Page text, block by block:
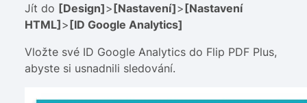
Jít do [Design]>[Nastavení]>[Nastavení
HTML]>[ID Google Analytics]
Vložte své ID Google Analytics do Flip PDF Plus,
abyste si usnadnili sledování.